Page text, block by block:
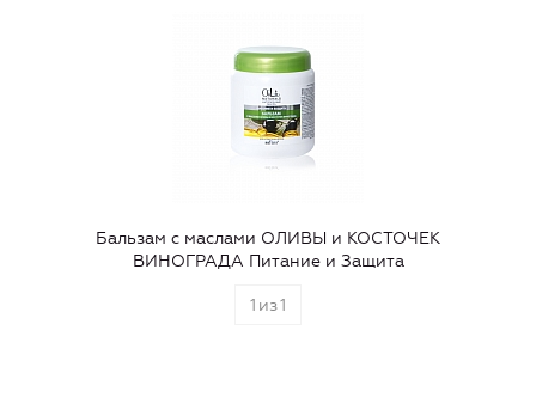
Бальзам с маслами ОЛИВЫ и КОСТОЧЕК
ВИНОГРАДА Питание и Защита
1 из1